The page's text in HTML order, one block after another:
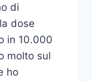
di
dose
in 10.000
molto sul
ho